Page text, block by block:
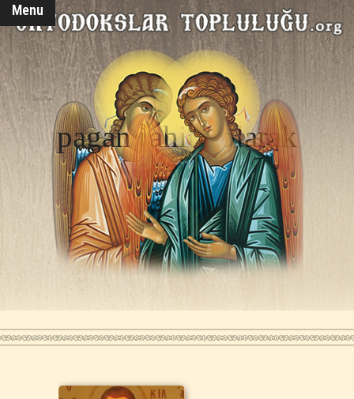
Menu
pagan rahibi olarak
geçirdi